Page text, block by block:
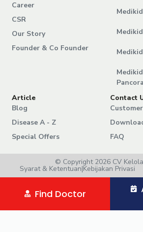
Career
CSR
Our Story
Founder & Co Founder
Article
Blog
Disease A - Z
Special Offers
Contact
FAQ
© Copyright 2026 CV
Syarat & Ketentuan|Kebijakan Privasi
Find Doctor